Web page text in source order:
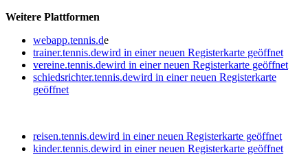
Weitere Plattformen
webapp.tennis.de
trainer.tennis.dewird in einer neuen Registerkarte geöffnet
vereine.tennis.dewird in einer neuen Registerkarte geöffnet
schiedsrichter.tennis.dewird in einer neuen Registerkarte
geöffnet
reisen.tennis.dewird in einer neuen Registerkarte geöffnet
kinder.tennis.dewird in einer neuen Registerkarte geöffnet